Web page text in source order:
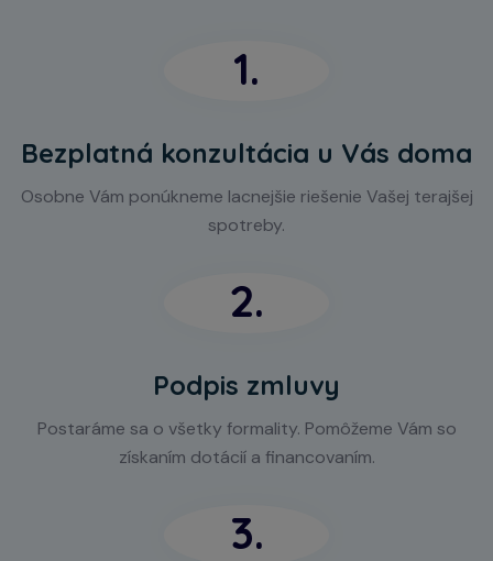
1.
Bezplatná konzultácia u Vás doma
Osobne Vám ponúkneme lacnejšie riešenie Vašej terajšej
spotreby.
2.
Podpis zmluvy
Postaráme sa o všetky formality. Pomôžeme Vám so
získaním dotácií a financovaním.
3.